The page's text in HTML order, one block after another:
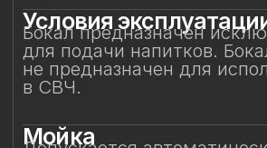
Особое внимание к
фарфоровому элементу
Фарфоровая фигурка результат
работы, требующая
деликатного обращения.
Не прикасайтесь к фарфоровому
механическим воздействиям.
Бережное отношение к изделию